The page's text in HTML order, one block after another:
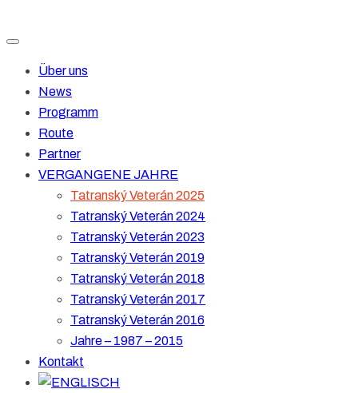
Über uns
News
Programm
Route
Partner
VERGANGENE JAHRE
Tatranský Veterán 2025
Tatranský Veterán 2024
Tatranský Veterán 2023
Tatranský Veterán 2019
Tatranský Veterán 2018
Tatranský Veterán 2017
Tatranský Veterán 2016
Jahre – 1987 – 2015
Kontakt